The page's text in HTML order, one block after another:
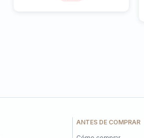
ANTES DE COMPRAR